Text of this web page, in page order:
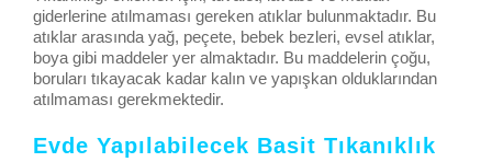
giderlerine atılmaması gereken atıklar bulunmaktadır. Bu
atıklar arasında yağ, peçete, bebek bezleri, evsel atıklar,
boya gibi maddeler yer almaktadır. Bu maddelerin çoğu,
boruları tıkayacak kadar kalın ve yapışkan olduklarından
atılmaması gerekmektedir.
Evde Yapılabilecek Basit Tıkanıklık